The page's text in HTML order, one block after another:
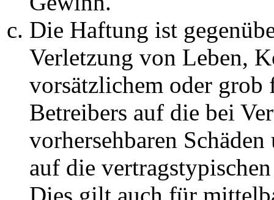
Die Haftung ist
Verletzung von Leben,
vorsätzlichem oder grob
Betreibers auf die bei
vorhersehbaren
auf die